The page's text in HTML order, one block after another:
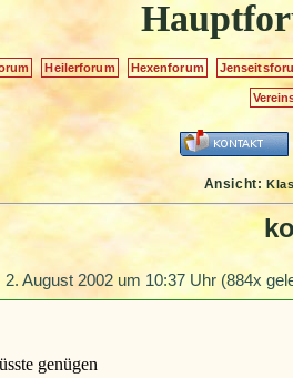
Heilerforum Hexenforum
Ansicht:
2. August 2002 um 10:37 Uhr (884x
genügen